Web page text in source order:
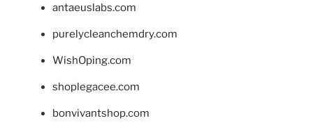
antaeuslabs.com
purelycleanchemdry.com
WishOping.com
shoplegacee.com
bonvivantshop.com